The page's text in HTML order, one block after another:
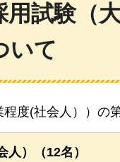
試験（
いて
度(社会人））の
人）（12名）